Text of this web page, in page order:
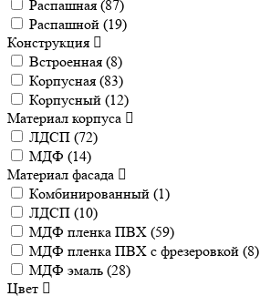
Распашная (87)
Распашной (19)
Конструкция
Встроенная (8)
Корпусная (83)
Корпусный (12)
Материал корпуса
ЛДСП (72)
МДФ (14)
Материал фасада
Комбинированный (1)
ЛДСП (10)
МДФ пленка ПВХ (59)
МДФ пленка ПВХ с фрезеровкой (8)
МДФ эмаль (28)
Цвет